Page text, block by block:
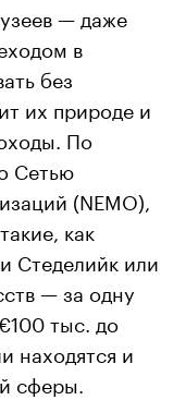
— даже
в
без
их природе и
По
Сетью
(NEMO),
как
Стеделийк или
— за одну
тыс. до
находятся и
сферы.